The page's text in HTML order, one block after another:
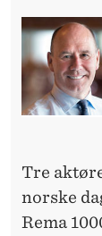
Tre
norske
Rema